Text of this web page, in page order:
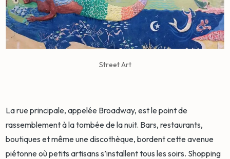
Street Art
La rue principale, appelée Broadway, est le point de
rassemblement à la tombée de la nuit. Bars, restaurants,
boutiques et même une discothèque, bordent cette avenue
piétonne où petits artisans s’installent tous les soirs. Shopping